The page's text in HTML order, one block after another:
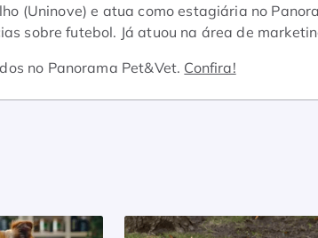
(Uninove) e atua como estagiária no
sobre futebol. Já atuou na área de
no Panorama Pet&Vet. Confira!